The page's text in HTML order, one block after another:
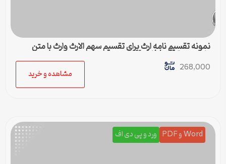
نمونه تقسیم نامه ارث برای تقسیم سهم الارث وارث با متن
کامل و حقوقی | فایل pdf و ورد
268,000
مشاهده و خرید
Word و PDF ورد و پی دی اف